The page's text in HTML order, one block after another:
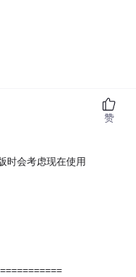
时会考虑现在使用
赞